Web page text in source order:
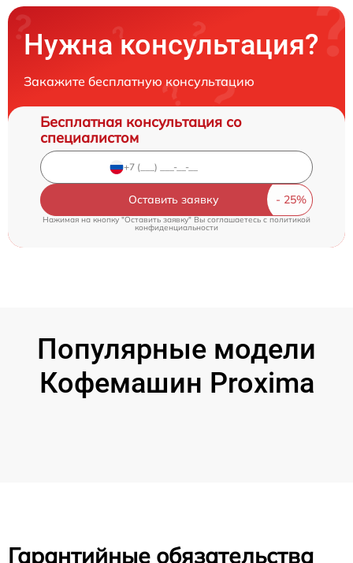
Нужна консультация?
Закажите бесплатную консультацию
Бесплатная консультация со
специалистом
Оставить заявку
Нажимая на кнопку "Оставить заявку" Вы соглашаетесь cполитикой
конфиденциальности
Популярные модели
Кофемашин Proxima
Гарантийные обязательства